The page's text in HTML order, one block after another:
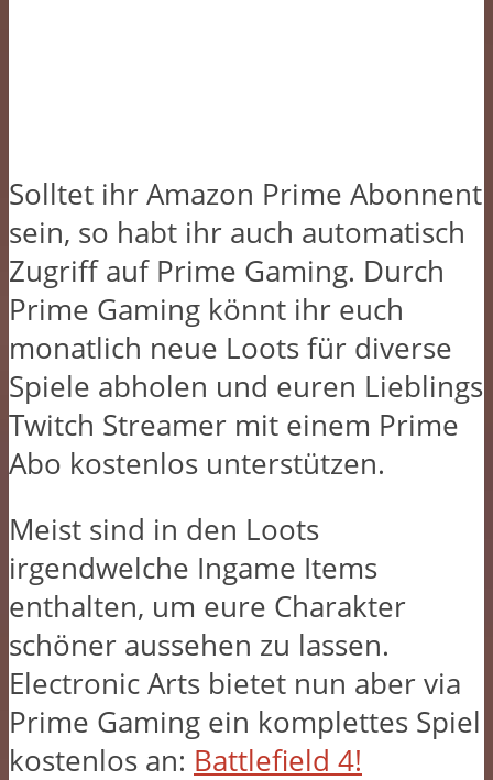
Solltet ihr Amazon Prime Abonnent
sein, so habt ihr auch automatisch
Zugriff auf Prime Gaming. Durch
Prime Gaming könnt ihr euch
monatlich neue Loots für diverse
Spiele abholen und euren Lieblings
Twitch Streamer mit einem Prime
Abo kostenlos unterstützen.
Meist sind in den Loots
irgendwelche Ingame Items
enthalten, um eure Charakter
schöner aussehen zu lassen.
Electronic Arts bietet nun aber via
Prime Gaming ein komplettes Spiel
kostenlos an: Battlefield 4!